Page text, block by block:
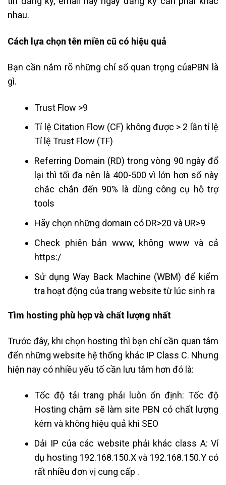
nhau.
Cách lựa chọn tên miền cũ có hiệu quả
Bạn cần nắm rõ những chỉ số quan trọng củaPBN là
gì.
Trust Flow >9
Tỉ lệ Citation Flow (CF) không được > 2 lần tỉ lệ
Tỉ lệ Trust Flow (TF)
Referring Domain (RD) trong vòng 90 ngày đổ
lại thì tối đa nên là 400-500 vì lớn hơn số này
chắc chắn đến 90% là dùng công cụ hỗ trợ
tools
Hãy chọn những domain có DR>20 và UR>9
Check phiên bản www, không www và cả
https:/
Sử dụng Way Back Machine (WBM) để kiểm
tra hoạt động của trang website từ lúc sinh ra
Tìm hosting phù hợp và chất lượng nhất
Trước đây, khi chọn hosting thì bạn chỉ cần quan tâm
đến những website hệ thống khác IP Class C. Nhưng
hiện nay có nhiều yếu tố cần lưu tâm hơn đó là:
Tốc độ tải trang phải luôn ổn định: Tốc độ
Hosting chậm sẽ làm site PBN có chất lượng
kém và không hiệu quả khi SEO
Dải IP của các website phải khác class A: Ví
dụ hosting 192.168.150.X và 192.168.150.Y có
rất nhiều đơn vị cung cấp .